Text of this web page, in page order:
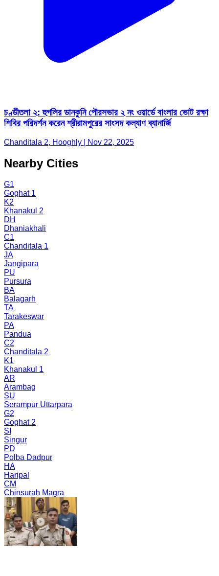
চণ্ডীতলা ২: হুগলির ডানকুনি পৌরসভার ২ নং ওয়ার্ডে বাংলার ভোট রক্ষা
শিবির পরিদর্শন করেন শ্রীরামপুরের সাংসদ কল্যাণ ব্যানার্জি
Chanditala 2, Hooghly | Nov 22, 2025
Nearby Cities
G1
Goghat 1
K2
Khanakul 2
DH
Dhaniakhali
C1
Chanditala 1
JA
Jangipara
PU
Pursura
BA
Balagarh
TA
Tarakeswar
PA
Pandua
C2
Chanditala 2
K1
Khanakul 1
AR
Arambag
SU
Serampur Uttarpara
G2
Goghat 2
SI
Singur
PD
Polba Dadpur
HA
Haripal
CM
Chinsurah Magra